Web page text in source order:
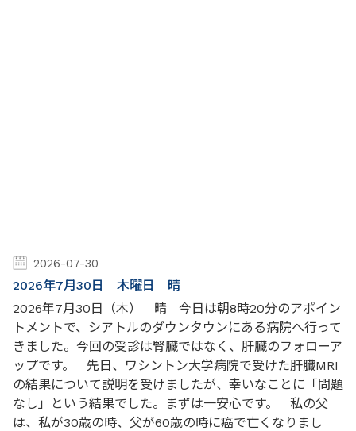
2026-07-30
2026年7月30日 木曜日 晴
2026年7月30日（木） 晴 今日は朝8時20分のアポイン
トメントで、シアトルのダウンタウンにある病院へ行って
きました。今回の受診は腎臓ではなく、肝臓のフォローア
ップです。 先日、ワシントン大学病院で受けた肝臓MRI
の結果について説明を受けましたが、幸いなことに「問題
なし」という結果でした。まずは一安心です。 私の父
は、私が30歳の時、父が60歳の時に癌で亡くなりまし